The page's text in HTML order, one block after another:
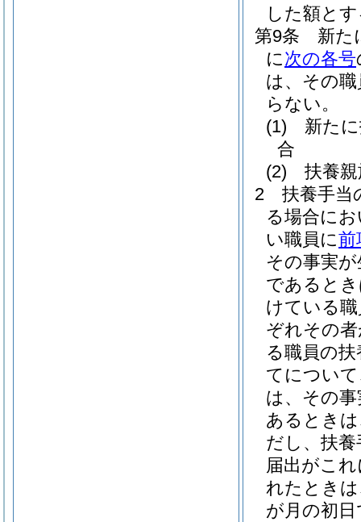
した額と
第9条
新た
に次の各号
は、その
らない。
(1)
新た
合
(2)
扶養
2
扶養手当
る場合に
い職員に前
その事実
であると
けている
ぞれその
る職員の
てについ
は、その
あるとき
だし、扶
届出がこ
れたとき
が月の初